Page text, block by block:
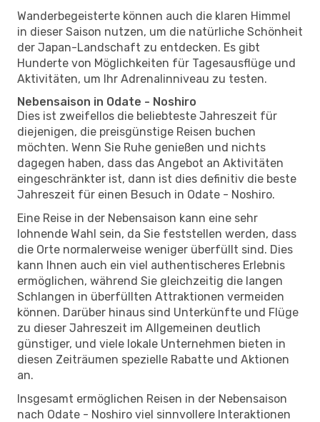
Wanderbegeisterte können auch die klaren Himmel
in dieser Saison nutzen, um die natürliche Schönheit
der Japan-Landschaft zu entdecken. Es gibt
Hunderte von Möglichkeiten für Tagesausflüge und
Aktivitäten, um Ihr Adrenalinniveau zu testen.
Nebensaison in Odate - Noshiro
Dies ist zweifellos die beliebteste Jahreszeit für
diejenigen, die preisgünstige Reisen buchen
möchten. Wenn Sie Ruhe genießen und nichts
dagegen haben, dass das Angebot an Aktivitäten
eingeschränkter ist, dann ist dies definitiv die beste
Jahreszeit für einen Besuch in Odate - Noshiro.
Eine Reise in der Nebensaison kann eine sehr
lohnende Wahl sein, da Sie feststellen werden, dass
die Orte normalerweise weniger überfüllt sind. Dies
kann Ihnen auch ein viel authentischeres Erlebnis
ermöglichen, während Sie gleichzeitig die langen
Schlangen in überfüllten Attraktionen vermeiden
können. Darüber hinaus sind Unterkünfte und Flüge
zu dieser Jahreszeit im Allgemeinen deutlich
günstiger, und viele lokale Unternehmen bieten in
diesen Zeiträumen spezielle Rabatte und Aktionen
an.
Insgesamt ermöglichen Reisen in der Nebensaison
nach Odate - Noshiro viel sinnvollere Interaktionen